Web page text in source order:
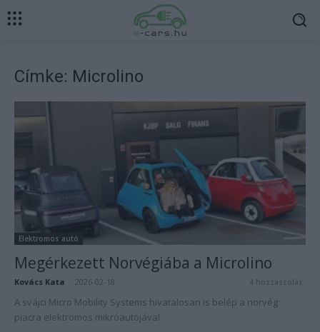
Címke: Microlino
Elektromos autó
Megérkezett Norvégiába a Microlino
Kovács Kata 2026-02-18 4 hozzászólás
A svájci Micro Mobility Systems hivatalosan is belép a norvég
piacra elektromos mikróautójával.